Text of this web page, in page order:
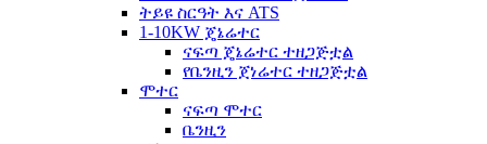
ትይዩ ስርዓት እና ATS
1-10KW ጄኔሬተር
ናፍጣ ጄኔሬተር ተዘጋጅቷል
የቤንዚን ጀነሬተር ተዘጋጅቷል
ሞተር
ናፍጣ ሞተር
ቤንዚን